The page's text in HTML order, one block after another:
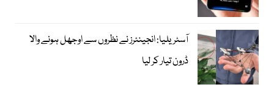
آسٹریلیا: انجینئرز نے نظروں سے اوجھل ہونے والا
ڈرون تیار کر لیا